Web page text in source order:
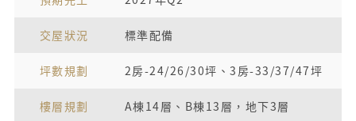
交屋狀況 標準配備
坪數規劃 2房-24/26/30坪、3房-33/37/47坪
樓層規劃 A棟14層、B棟13層，地下3層